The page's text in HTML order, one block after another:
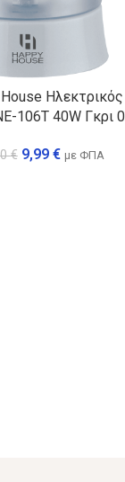
Ηλεκτρικός
106T 40W Γκρι
€ 9,99 € με ΦΠΑ